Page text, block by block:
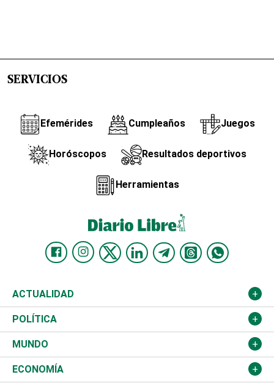
SERVICIOS
Efemérides Cumpleaños Juegos
Horóscopos Resultados deportivos
Herramientas
ACTUALIDAD
Nacional
Ciudad
Educación
POLÍTICA
Partidos
JCE
MUNDO
Estados Unidos
ECONOMÍA